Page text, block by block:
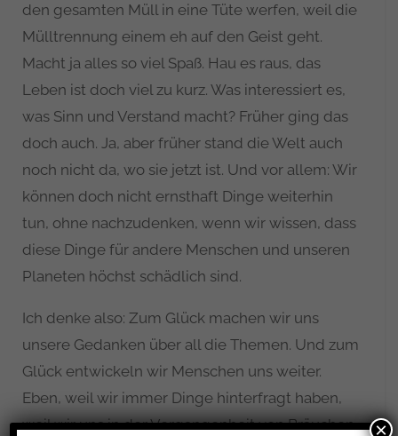
den gesamten Müll in eine Tüte werfen, weil die
Mülltrennung einem eh auf den Geist geht.
Macht ja alles so viel Spaß. Hau es raus, das
Leben ist doch viel zu kurz. Was interessiert es,
was Sinn und Verstand macht? Früher ging das
doch auch. Ja, aber früher stand die Welt auch
noch nicht da, wo sie jetzt ist. Und vor allem: Wir
können doch nicht ernsthaft Dinge weiterhin
tun, ohne nachzudenken, wenn wir wissen, dass
diese Dinge für andere Menschen und unseren
Planeten höchst schädlich sind.
Ich denke also: Zum Glück machen wir uns
unsere Gedanken über all die Themen. Und zum
Glück entwickeln wir Menschen uns weiter.
Eben, weil wir immer Dinge hinterfragt haben,
weil wir uns in der Vergangenheit von Bräuchen
×